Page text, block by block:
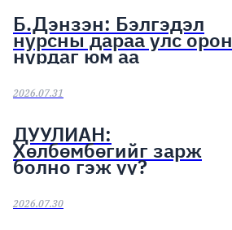
Б.Дэнзэн: Бэлгэдэл
нурсны дараа улс орон
нурдаг юм аа
2026.07.31
ДУУЛИАН:
Хөлбөмбөгийг зарж
болно гэж үү?
2026.07.30